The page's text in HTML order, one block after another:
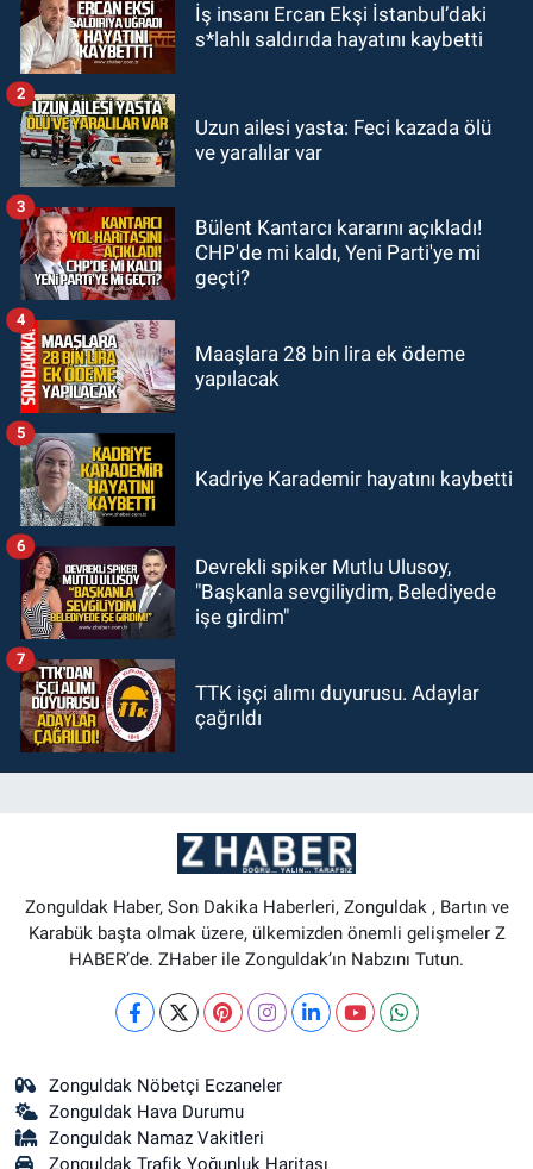
19:56Otomobille çarpışan
bisikletli ağır yaralandı
19:46Cumhurbaşkanı Erdoğan’ın
GÜNDEM
18:48Yeni başkan belli oldu:
Kongrede dostluk mesajları
İş insanı Ercan Ekşi İstanbul’daki
s*lahlı saldırıda hayatını kaybetti
Uzun ailesi yasta: Feci kazada ölü
ve yaralılar var
2
Bülent Kantarcı kararını açıkladı!
CHP'de mi kaldı, Yeni Parti'ye mi
geçti?
3
Maaşlara 28 bin lira ek ödeme
yapılacak
4
Kadriye Karademir hayatını kaybetti
5
Devrekli spiker Mutlu Ulusoy,
"Başkanla sevgiliydim, Belediyede
işe girdim"
6
TTK işçi alımı duyurusu. Adaylar
çağrıldı
7
Zonguldak Haber, Son Dakika Haberleri, Zonguldak , Bartın ve
Karabük başta olmak üzere, ülkemizden önemli gelişmeler Z
HABER’de. ZHaber ile Zonguldak’ın Nabzını Tutun.
Zonguldak Nöbetçi Eczaneler
Zonguldak Hava Durumu
Zonguldak Namaz Vakitleri
Zonguldak Trafik Yoğunluk Haritası